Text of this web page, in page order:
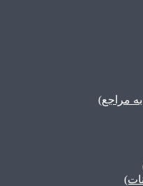
مراجع)